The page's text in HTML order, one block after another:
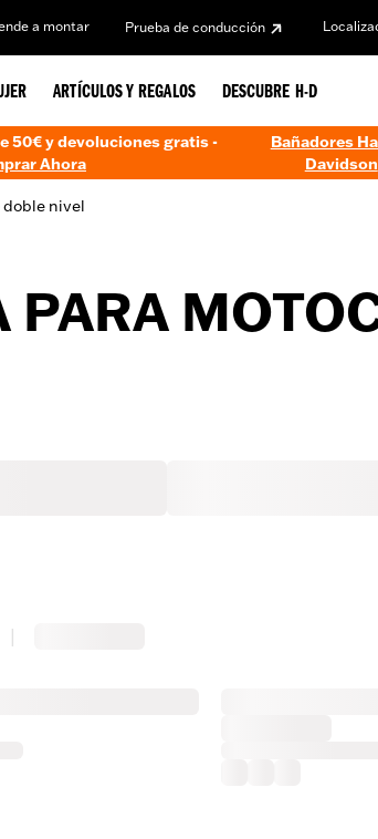
a montar Prueba de conducción
ARTÍCULOS Y REGALOS DESCUBRE H-D
50€ y devoluciones gratis -
Ahora
Bañadores
Davidson
doble nivel